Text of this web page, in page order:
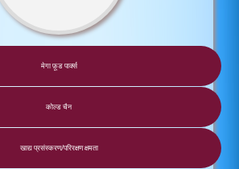
मेगा फ़ूड पार्क्स
कोल्ड चैन
खाद्य प्रसंस्करण/परिरक्षण क्षमता